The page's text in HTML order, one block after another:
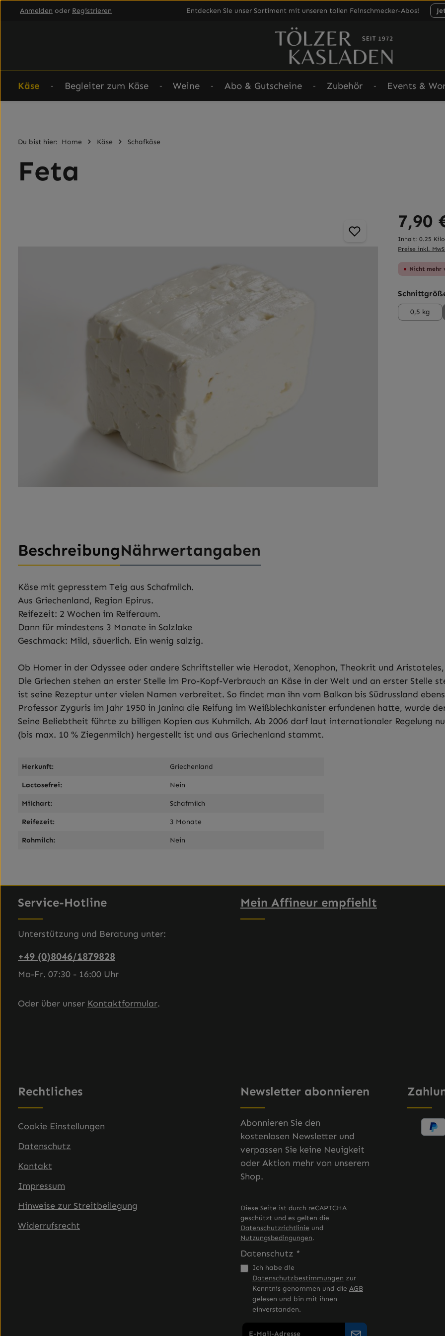
Hauptinhalt springen
Zur Hauptnavigation springen
Anmelden oder Registrieren Entdecken Sie unser Sortiment mit unseren tollen Feinschmecker-Abos!
Käse Begleiter zum Käse Weine Abo & Gutscheine Zubehör Events &
Du bist hier: Home Käse Schafkäse
Feta
7,90
Inhalt:0.25
Preise inkl.
Nicht mehr
0,5 kg
BeschreibungNährwertangaben
Käse mit gepresstem Teig aus Schafmilch.
Aus Griechenland, Region Epirus.
Reifezeit: 2 Wochen im Reiferaum.
Dann für mindestens 3 Monate in Salzlake
Geschmack: Mild, säuerlich. Ein wenig salzig.
Ob Homer in der Odyssee oder andere Schriftsteller wie Herodot, Xenophon, Theokrit und
Die Griechen stehen an erster Stelle im Pro-Kopf-Verbrauch an Käse in der Welt und an erster Stelle
ist seine Rezeptur unter vielen Namen verbreitet. So findet man ihn vom Balkan bis Südrussland
Professor Zyguris im Jahr 1950 in Janina die Reifung im Weißblechkanister erfundenen hatte, wurde
Seine Beliebtheit führte zu billigen Kopien aus Kuhmilch. Ab 2006 darf laut internationaler Regelung
(bis max. 10 % Ziegenmilch) hergestellt ist und aus Griechenland stammt.
Herkunft: Griechenland
Lactosefrei: Nein
Milchart: Schafmilch
Reifezeit: 3 Monate
Rohmilch: Nein
Service-Hotline
Unterstützung und Beratung unter:
+49 (0)8046/1879828
Mo-Fr. 07:30 - 16:00 Uhr
Oder über unser Kontaktformular.
Mein Affineur empfiehlt
Rechtliches
Cookie Einstellungen
Datenschutz
Kontakt
Impressum
Hinweise zur Streitbeilegung
Widerrufsrecht
Newsletter abonnieren
Abonnieren Sie den
kostenlosen Newsletter und
verpassen Sie keine Neuigkeit
oder Aktion mehr von unserem
Shop.
Diese Seite ist durch reCAPTCHA
geschützt und es gelten die
Datenschutzrichtlinie und
Nutzungsbedingungen.
Datenschutz *
Ich habe die
Datenschutzbestimmungen zur
Kenntnis genommen und die AGB
gelesen und bin mit ihnen
einverstanden.